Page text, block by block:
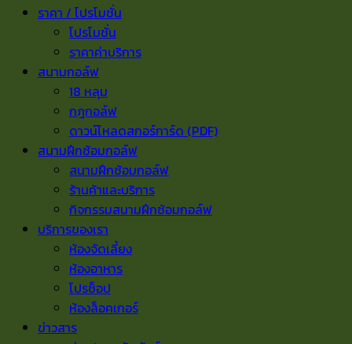
ราคา / โปรโมชั่น
โปรโมชั่น
ราคาค่าบริการ
สนามกอล์ฟ
18 หลุม
กฎกอล์ฟ
ดาวน์โหลดสกอร์การ์ด (PDF)
สนามฝึกซ้อมกอล์ฟ
สนามฝึกซ้อมกอล์ฟ
ร้านค้าและบริการ
กิจกรรมสนามฝึกซ้อมกอล์ฟ
บริการของเรา
ห้องจัดเลี้ยง
ห้องอาหาร
โปรช็อป
ห้องล็อคเกอร์
ข่าวสาร